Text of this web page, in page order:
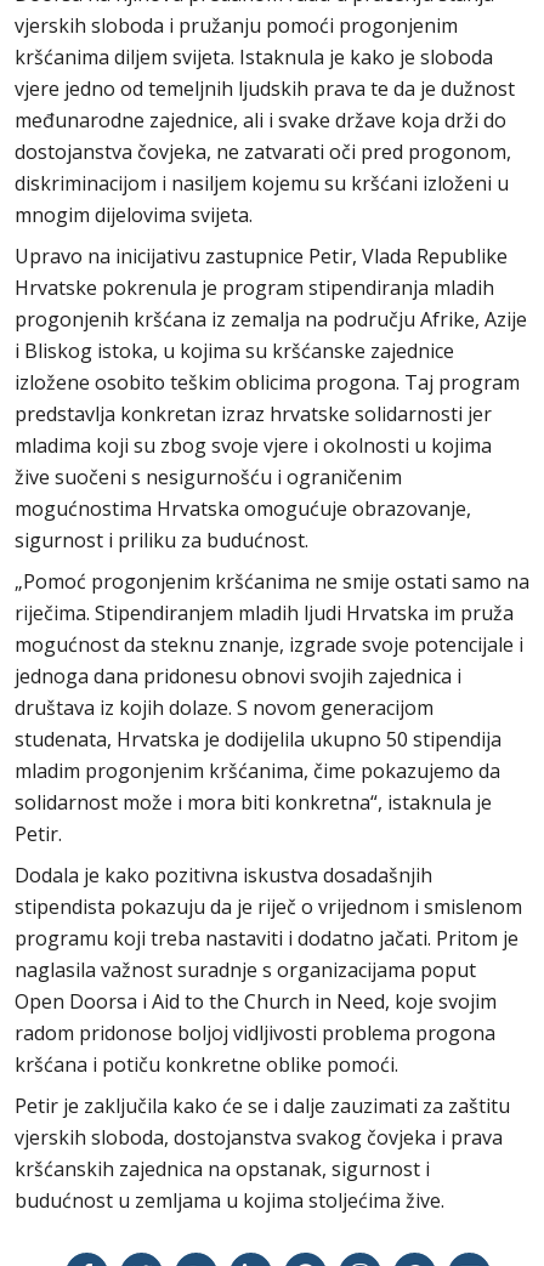
vjerskih sloboda i pružanju pomoći progonjenim
kršćanima diljem svijeta. Istaknula je kako je sloboda
vjere jedno od temeljnih ljudskih prava te da je dužnost
međunarodne zajednice, ali i svake države koja drži do
dostojanstva čovjeka, ne zatvarati oči pred progonom,
diskriminacijom i nasiljem kojemu su kršćani izloženi u
mnogim dijelovima svijeta.
Upravo na inicijativu zastupnice Petir, Vlada Republike
Hrvatske pokrenula je program stipendiranja mladih
progonjenih kršćana iz zemalja na području Afrike, Azije
i Bliskog istoka, u kojima su kršćanske zajednice
izložene osobito teškim oblicima progona. Taj program
predstavlja konkretan izraz hrvatske solidarnosti jer
mladima koji su zbog svoje vjere i okolnosti u kojima
žive suočeni s nesigurnošću i ograničenim
mogućnostima Hrvatska omogućuje obrazovanje,
sigurnost i priliku za budućnost.
„Pomoć progonjenim kršćanima ne smije ostati samo na
riječima. Stipendiranjem mladih ljudi Hrvatska im pruža
mogućnost da steknu znanje, izgrade svoje potencijale i
jednoga dana pridonesu obnovi svojih zajednica i
društava iz kojih dolaze. S novom generacijom
studenata, Hrvatska je dodijelila ukupno 50 stipendija
mladim progonjenim kršćanima, čime pokazujemo da
solidarnost može i mora biti konkretna“, istaknula je
Petir.
Dodala je kako pozitivna iskustva dosadašnjih
stipendista pokazuju da je riječ o vrijednom i smislenom
programu koji treba nastaviti i dodatno jačati. Pritom je
naglasila važnost suradnje s organizacijama poput
Open Doorsa i Aid to the Church in Need, koje svojim
radom pridonose boljoj vidljivosti problema progona
kršćana i potiču konkretne oblike pomoći.
Petir je zaključila kako će se i dalje zauzimati za zaštitu
vjerskih sloboda, dostojanstva svakog čovjeka i prava
kršćanskih zajednica na opstanak, sigurnost i
budućnost u zemljama u kojima stoljećima žive.